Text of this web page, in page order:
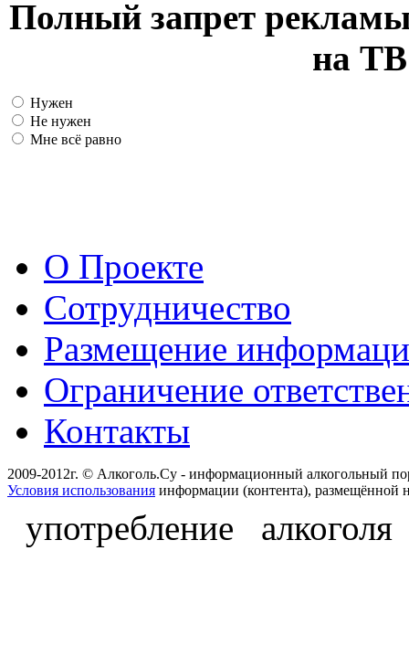
Полный запрет
на ТВ
Нужен
Не нужен
Мне всё равно
О Проекте
Сотрудничество
Размещение
Ограничение
Контакты
2009-2012г. © Алкоголь.Су - информационный алкогольный
Условия использования информации (контента), размещённой
употребление